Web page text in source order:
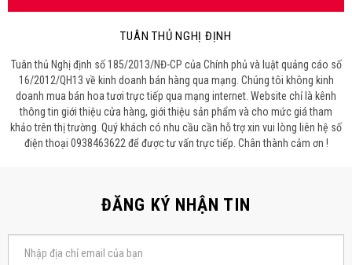
TUÂN THỦ NGHỊ ĐỊNH
Tuân thủ Nghị định số 185/2013/NĐ-CP của Chính phủ và luật quảng cáo số
16/2012/QH13 về kinh doanh bán hàng qua mạng. Chúng tôi không kinh
doanh mua bán hoa tươi trực tiếp qua mạng internet. Website chỉ là kênh
thông tin giới thiệu cửa hàng, giới thiệu sản phẩm và cho mức giá tham
khảo trên thị trường. Quý khách có nhu cầu cần hỗ trợ xin vui lòng liên hệ số
điện thoại 0938463622 để được tư vấn trực tiếp. Chân thành cảm ơn !
ĐĂNG KÝ NHẬN TIN